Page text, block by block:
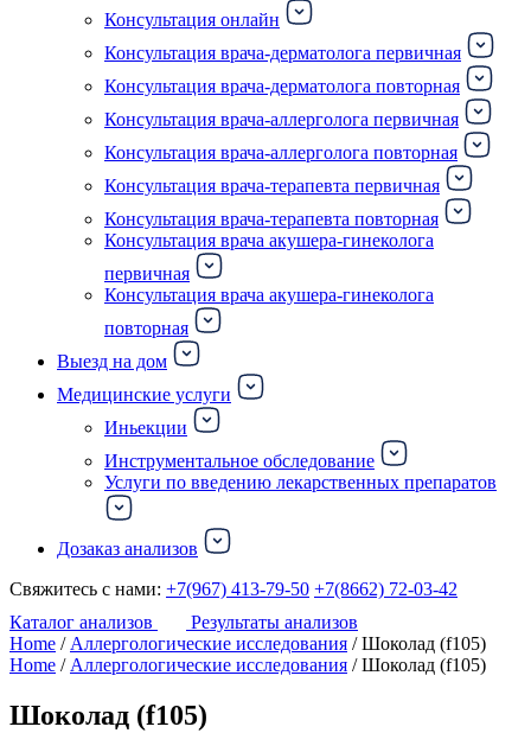
Консультация онлайн
Консультация врача-дерматолога первичная
Консультация врача-дерматолога повторная
Консультация врача-аллерголога первичная
Консультация врача-аллерголога повторная
Консультация врача-терапевта первичная
Консультация врача-терапевта повторная
Консультация врача акушера-гинеколога
первичная
Консультация врача акушера-гинеколога
повторная
Выезд на дом
Медицинские услуги
Иньекции
Инструментальное обследование
Услуги по введению лекарственных препаратов
Дозаказ анализов
Свяжитесь с нами: +7(967) 413-79-50 +7(8662) 72-03-42
Каталог анализов
Результаты анализов
Home / Аллергологические исследования / Шоколад (f105)
Home / Аллергологические исследования / Шоколад (f105)
Шоколад (f105)